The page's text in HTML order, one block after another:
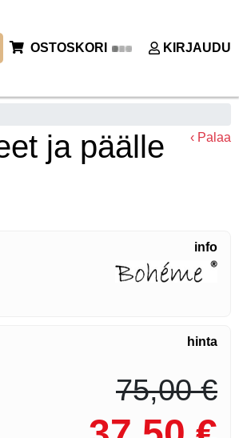
OSTOSKORI KIRJAUDU
ja päälle
‹ Palaa
info
hinta
75,00 €